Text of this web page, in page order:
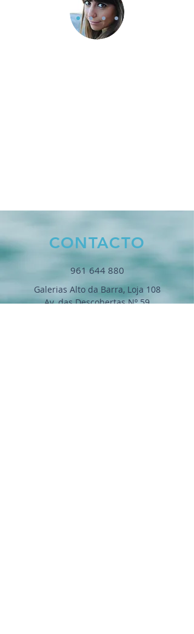
Galerias Alto da Barra, Loja 108
Av. das Descobertas Nº 59
CONTACTO
961 644 880